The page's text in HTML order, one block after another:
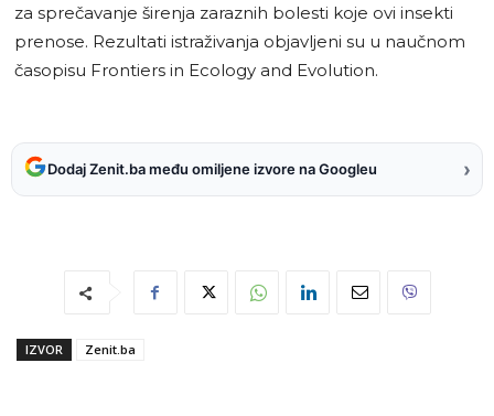
za sprečavanje širenja zaraznih bolesti koje ovi insekti
prenose. Rezultati istraživanja objavljeni su u naučnom
časopisu Frontiers in Ecology and Evolution.
Dodaj Zenit.ba među omiljene izvore na Googleu ›
IZVOR Zenit.ba